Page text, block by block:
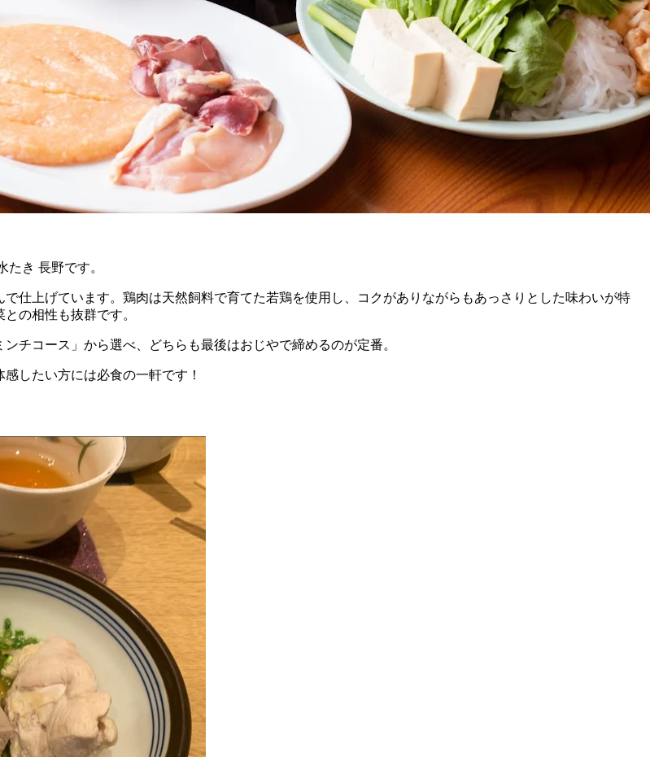
き 長野です。
仕上げています。鶏肉は天然飼料で育てた若鶏を使用し、コクがありながらもあっさりとした味わいが特
の相性も抜群です。
チコース」から選べ、どちらも最後はおじやで締めるのが定番。
したい方には必食の一軒です！